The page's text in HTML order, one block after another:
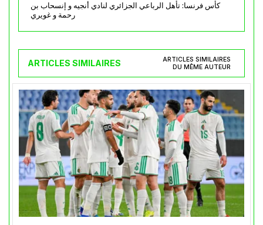
كأس فرنسا: تأهل الرباعي الجزائري لنادي أنجيه و إنسحاب بن
رحمة و غويري
ARTICLES SIMILAIRES
ARTICLES SIMILAIRES
DU MÊME AUTEUR